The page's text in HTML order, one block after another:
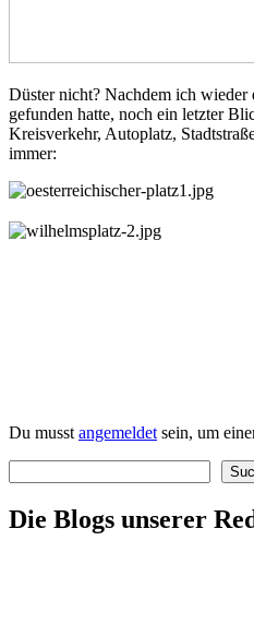
Düster nicht? Nachdem ich
gefunden hatte, noch ein letzter
Kreisverkehr, Autoplatz,
immer:
Du musst angemeldet sein, um
Die Blogs unserer